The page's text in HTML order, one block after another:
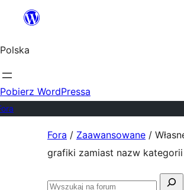
Przejdź
treści
Polska
Pobierz WordPressa
Fora / Zaawansowane /
grafiki zamiast nazw kategorii
Szukaj: